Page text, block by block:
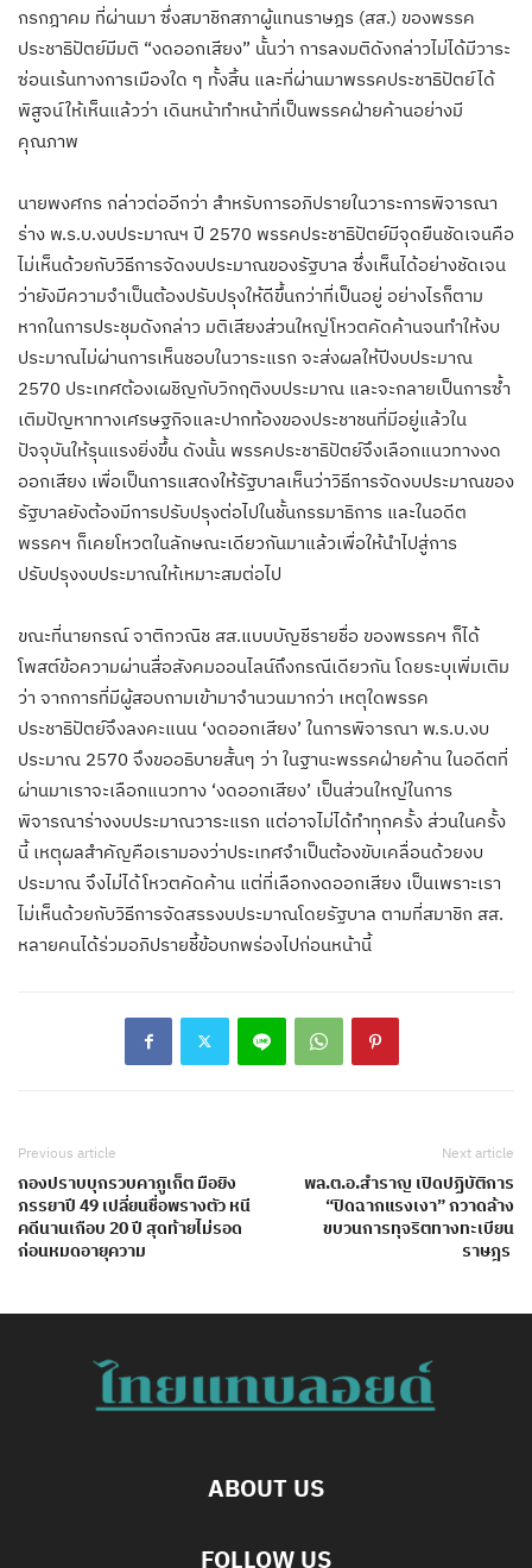
กรกฎาคม ที่ผ่านมา ซึ่งสมาชิกสภาผู้แทนราษฎร (สส.) ของพรรค
ประชาธิปัตย์มีมติ “งดออกเสียง” นั้นว่า การลงมติดังกล่าวไม่ได้มีวาระ
ซ่อนเร้นทางการเมืองใด ๆ ทั้งสิ้น และที่ผ่านมาพรรคประชาธิปัตย์ได้
พิสูจน์ให้เห็นแล้วว่า เดินหน้าทำหน้าที่เป็นพรรคฝ่ายค้านอย่างมี
คุณภาพ
นายพงศกร กล่าวต่ออีกว่า สำหรับการอภิปรายในวาระการพิจารณา
ร่าง พ.ร.บ.งบประมาณฯ ปี 2570 พรรคประชาธิปัตย์มีจุดยืนชัดเจนคือ
ไม่เห็นด้วยกับวิธีการจัดงบประมาณของรัฐบาล ซึ่งเห็นได้อย่างชัดเจน
ว่ายังมีความจำเป็นต้องปรับปรุงให้ดีขึ้นกว่าที่เป็นอยู่ อย่างไรก็ตาม
หากในการประชุมดังกล่าว มติเสียงส่วนใหญ่โหวตคัดค้านจนทำให้งบ
ประมาณไม่ผ่านการเห็นชอบในวาระแรก จะส่งผลให้ปีงบประมาณ
2570 ประเทศต้องเผชิญกับวิกฤติงบประมาณ และจะกลายเป็นการซ้ำ
เติมปัญหาทางเศรษฐกิจและปากท้องของประชาชนที่มีอยู่แล้วใน
ปัจจุบันให้รุนแรงยิ่งขึ้น ดังนั้น พรรคประชาธิปัตย์จึงเลือกแนวทางงด
ออกเสียง เพื่อเป็นการแสดงให้รัฐบาลเห็นว่าวิธีการจัดงบประมาณของ
รัฐบาลยังต้องมีการปรับปรุงต่อไปในชั้นกรรมาธิการ และในอดีต
พรรคฯ ก็เคยโหวตในลักษณะเดียวกันมาแล้วเพื่อให้นำไปสู่การ
ปรับปรุงงบประมาณให้เหมาะสมต่อไป
ขณะที่นายกรณ์ จาติกวณิช สส.แบบบัญชีรายชื่อ ของพรรคฯ ก็ได้
โพสต์ข้อความผ่านสื่อสังคมออนไลน์ถึงกรณีเดียวกัน โดยระบุเพิ่มเติม
ว่า จากการที่มีผู้สอบถามเข้ามาจำนวนมากว่า เหตุใดพรรค
ประชาธิปัตย์จึงลงคะแนน ‘งดออกเสียง’ ในการพิจารณา พ.ร.บ.งบ
ประมาณ 2570 จึงขออธิบายสั้นๆ ว่า ในฐานะพรรคฝ่ายค้าน ในอดีตที่
ผ่านมาเราจะเลือกแนวทาง ‘งดออกเสียง’ เป็นส่วนใหญ่ในการ
พิจารณาร่างงบประมาณวาระแรก แต่อาจไม่ได้ทำทุกครั้ง ส่วนในครั้ง
นี้ เหตุผลสำคัญคือเรามองว่าประเทศจำเป็นต้องขับเคลื่อนด้วยงบ
ประมาณ จึงไม่ได้โหวตคัดค้าน แต่ที่เลือกงดออกเสียง เป็นเพราะเรา
ไม่เห็นด้วยกับวิธีการจัดสรรงบประมาณโดยรัฐบาล ตามที่สมาชิก สส.
หลายคนได้ร่วมอภิปรายชี้ข้อบกพร่องไปก่อนหน้านี้
Previous article
กองปราบบุกรวบคาภูเก็ต มือยิง
ภรรยาปี 49 เปลี่ยนชื่อพรางตัว หนี
คดีนานเกือบ 20 ปี สุดท้ายไม่รอด
ก่อนหมดอายุความ
Next article
พล.ต.อ.สำราญ เปิดปฏิบัติการ
“ปิดฉากแรงเงา” กวาดล้าง
ขบวนการทุจริตทางทะเบียน
ราษฎร
ABOUT US
FOLLOW US